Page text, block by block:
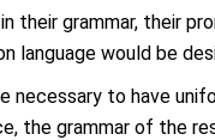
their grammar, their
language would be
necessary to have
the grammar of the